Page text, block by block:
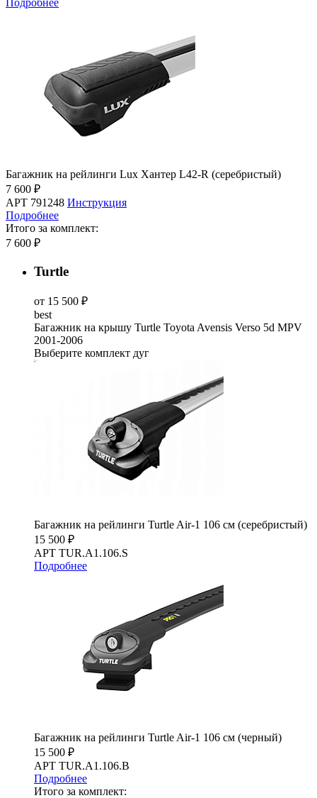
Подробнее
Багажник на рейлинги Lux Хантер L42-R (серебристый)
7 600 ₽
АРТ 791248 Инструкция
Подробнее
Итого за комплект:
7 600 ₽
Turtle
от 15 500 ₽
best
Багажник на крышу Turtle Toyota Avensis Verso 5d MPV
2001-2006
Выберите комплект дуг
Багажник на рейлинги Turtle Air-1 106 см (серебристый)
15 500 ₽
АРТ TUR.A1.106.S
Подробнее
Багажник на рейлинги Turtle Air-1 106 см (черный)
15 500 ₽
АРТ TUR.A1.106.B
Подробнее
Итого за комплект: